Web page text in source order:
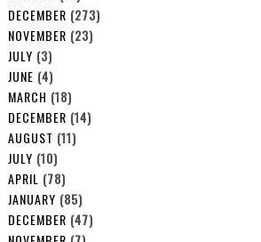
DECEMBER (273)
NOVEMBER (23)
JULY (3)
JUNE (4)
MARCH (18)
DECEMBER (14)
AUGUST (11)
JULY (10)
APRIL (78)
JANUARY (85)
DECEMBER (47)